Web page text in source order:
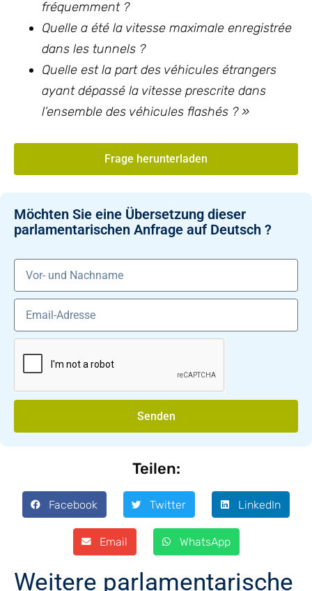
fréquemment ?
Quelle a été la vitesse maximale enregistrée
dans les tunnels ?
Quelle est la part des véhicules étrangers
ayant dépassé la vitesse prescrite dans
l’ensemble des véhicules flashés ? »
Frage herunterladen
Möchten Sie eine Übersetzung dieser
parlamentarischen Anfrage auf Deutsch ?
Senden
Teilen:
Facebook Twitter LinkedIn
Email WhatsApp
Weitere parlamentarische